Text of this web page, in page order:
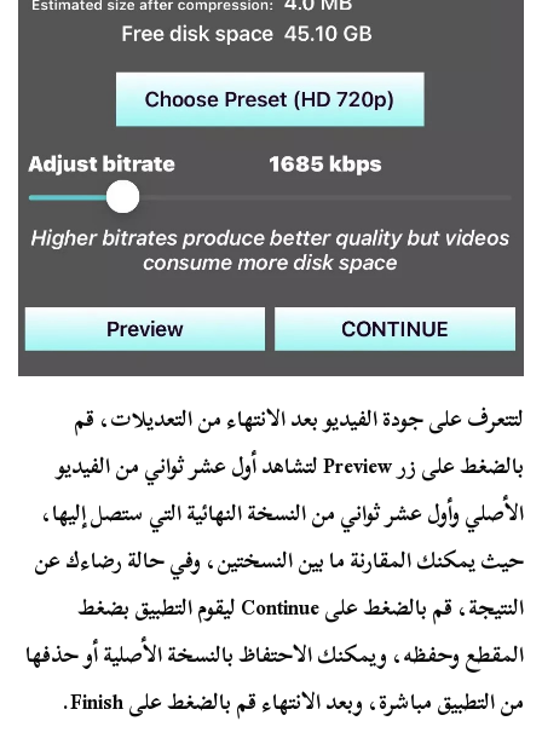
لتتعرف على جودة الفيديو بعد الانتهاء من التعديلات، قم
بالضغط على زر Preview لتشاهد أول عشر ثواني من الفيديو
الأصلي وأول عشر ثواني من النسخة النهائية التي ستصل إليها،
حيث يمكنك المقارنة ما بين النسختين، وفي حالة رضاءك عن
النتيجة، قم بالضغط على Continue ليقوم التطبيق بضغط
المقطع وحفظه، ويمكنك الاحتفاظ بالنسخة الأصلية أو حذفها
من التطبيق مباشرة، وبعد الانتهاء قم بالضغط على Finish.